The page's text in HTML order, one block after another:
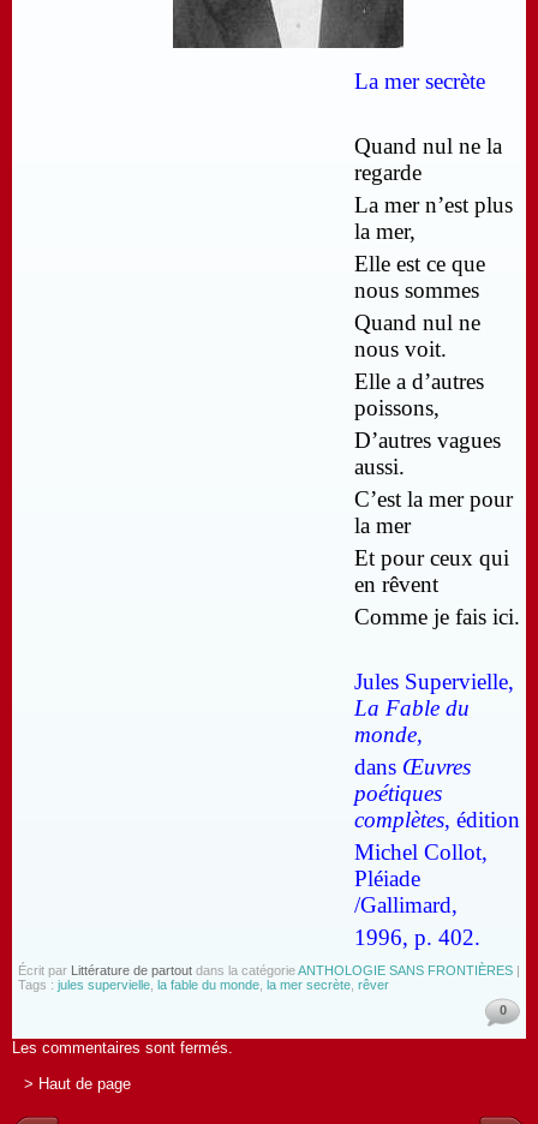
La mer secrète
Quand nul ne la
regarde
La mer n’est plus
la mer,
Elle est ce que
nous sommes
Quand nul ne
nous voit.
Elle a d’autres
poissons,
D’autres vagues
aussi.
C’est la mer pour
la mer
Et pour ceux qui
en rêvent
Comme je fais ici.
Jules Supervielle,
La Fable du
monde,
dans Œuvres
poétiques
complètes, édition
Michel Collot,
Pléiade
/Gallimard,
1996, p. 402.
Écrit par Littérature de partout dans la catégorieANTHOLOGIE SANS FRONTIÈRES |
Tags : jules supervielle la fable du monde la mer secrète rêver
0
Les commentaires sont fermés.
> Haut de page